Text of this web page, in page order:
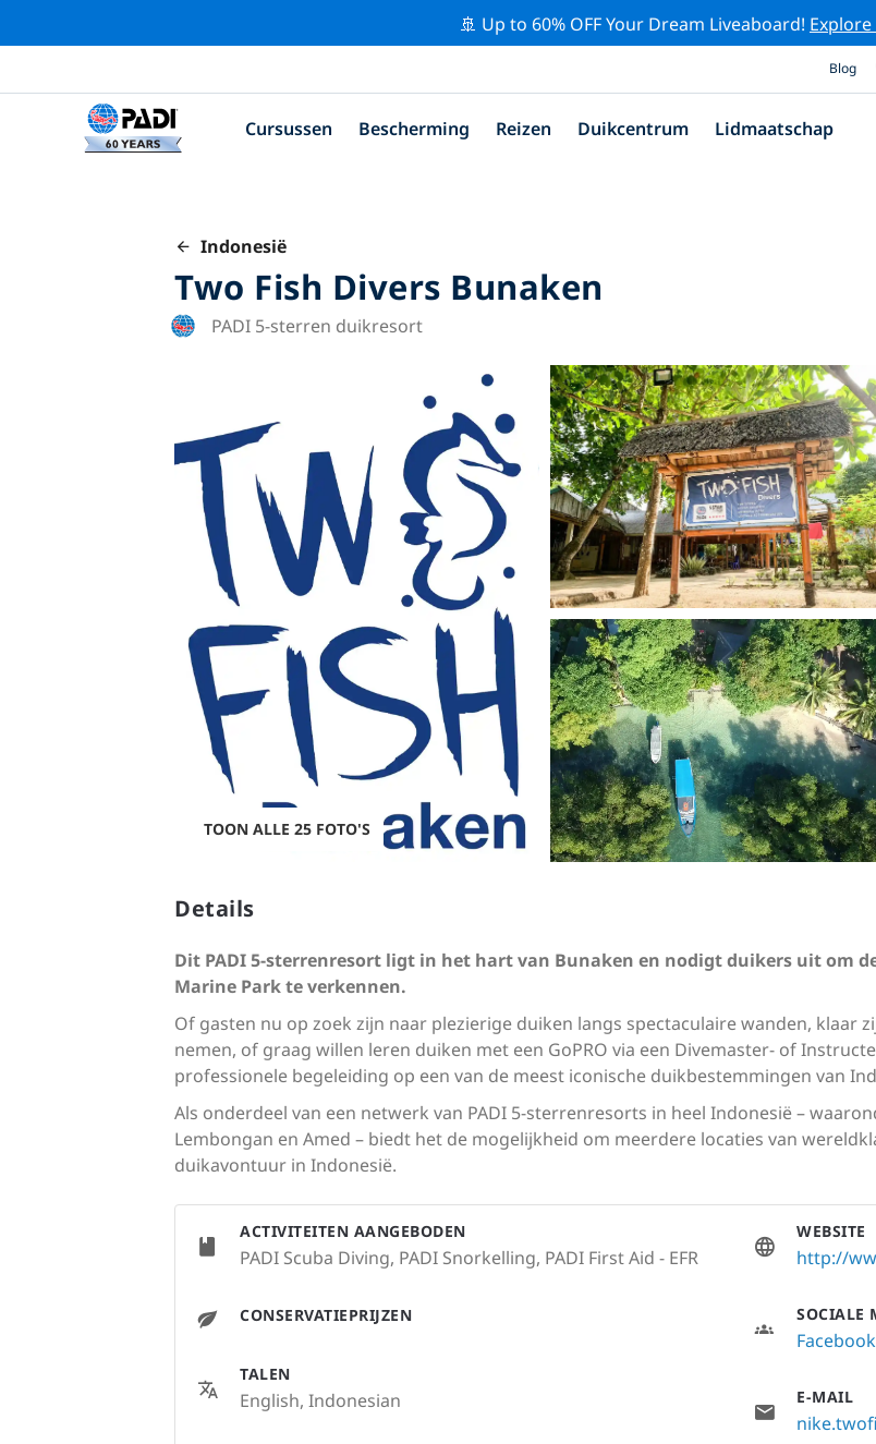
🚢 Up to 60% OFF Your Dream Liveaboard!
Blog
Cursussen Bescherming Reizen Duikcentrum Lidmaatschap
Indonesië
Two Fish Divers Bunaken
PADI 5-sterren duikresort
TOON ALLE 25 FOTO'S
Details
Dit PADI 5-sterrenresort ligt in het hart van Bunaken en nodigt duikers uit om
Marine Park te verkennen.
Of gasten nu op zoek zijn naar plezierige duiken langs spectaculaire wanden, klaar
nemen, of graag willen leren duiken met een GoPRO via een Divemaster- of
professionele begeleiding op een van de meest iconische duikbestemmingen van
Als onderdeel van een netwerk van PADI 5-sterrenresorts in heel Indonesië –
Lembongan en Amed – biedt het de mogelijkheid om meerdere locaties van
duikavontuur in Indonesië.
ACTIVITEITEN AANGEBODEN
PADI Scuba Diving, PADI Snorkelling, PADI First Aid - EFR
CONSERVATIEPRIJZEN
TALEN
English, Indonesian
WEBSITE
http://
SOCIALE
Facebook
E-MAIL